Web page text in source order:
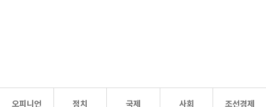
오피니언 정치 국제 사회 조선경제